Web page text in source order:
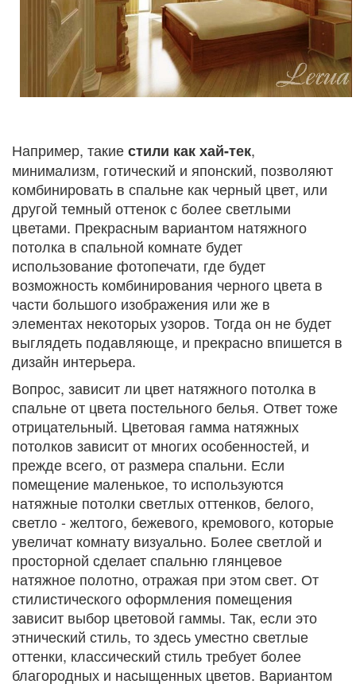
Например, такиестили как хай-тек,
минимализм, готический и японский, позволяют
комбинировать в спальне как черный цвет, или
другой темный оттенок с более светлыми
цветами. Прекрасным вариантом натяжного
потолка в спальной комнате будет
использование фотопечати, где будет
возможность комбинирования черного цвета в
части большого изображения или же в
элементах некоторых узоров. Тогда он не будет
выглядеть подавляюще, и прекрасно впишется в
дизайн интерьера.
Вопрос, зависит ли цвет натяжного потолка в
спальне от цвета постельного белья. Ответ тоже
отрицательный. Цветовая гамма натяжных
потолков зависит от многих особенностей, и
прежде всего, от размера спальни. Если
помещение маленькое, то используются
натяжные потолки светлых оттенков, белого,
светло - желтого, бежевого, кремового, которые
увеличат комнату визуально. Более светлой и
просторной сделает спальню глянцевое
натяжное полотно, отражая при этом свет. От
стилистического оформления помещения
зависит выбор цветовой гаммы. Так, если это
этнический стиль, то здесь уместно светлые
оттенки, классический стиль требует более
благородных и насыщенных цветов. Вариантом